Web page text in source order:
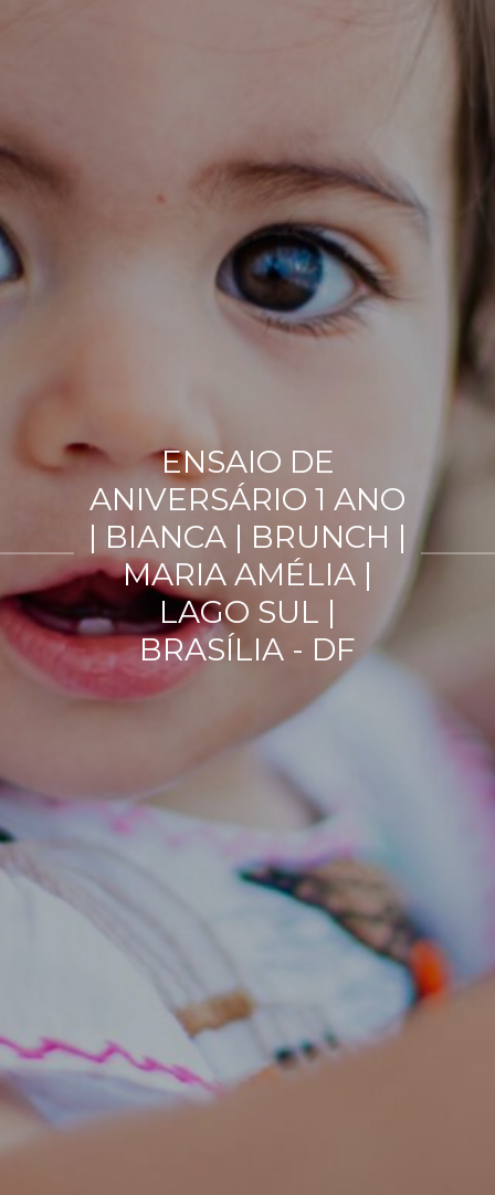
ENSAIO DE
ANIVERSÁRIO 1 ANO
| BIANCA | BRUNCH |
MARIA AMÉLIA |
LAGO SUL |
BRASÍLIA - DF